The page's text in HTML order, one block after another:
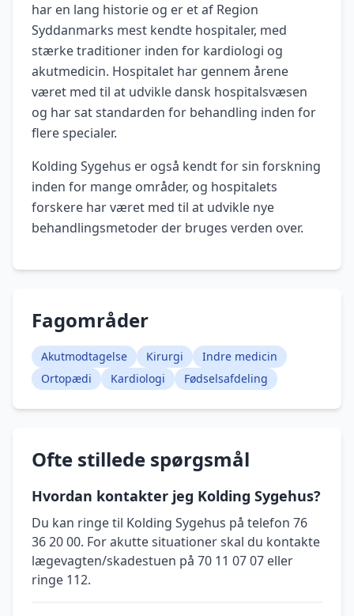
har en lang historie og er et af Region
Syddanmarks mest kendte hospitaler, med
stærke traditioner inden for kardiologi og
akutmedicin. Hospitalet har gennem årene
været med til at udvikle dansk hospitalsvæsen
og har sat standarden for behandling inden for
flere specialer.
Kolding Sygehus er også kendt for sin forskning
inden for mange områder, og hospitalets
forskere har været med til at udvikle nye
behandlingsmetoder der bruges verden over.
Fagområder
Akutmodtagelse Kirurgi
Indre medicin
Ortopædi
Kardiologi Fødselsafdeling
Ofte stillede spørgsmål
Hvordan kontakter jeg Kolding Sygehus?
Du kan ringe til Kolding Sygehus på telefon 76
36 20 00. For akutte situationer skal du kontakte
lægevagten/skadestuen på 70 11 07 07 eller
ringe 112.